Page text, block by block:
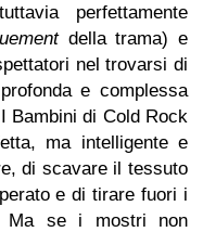
perfettamente
della trama) e
nel trovarsi di
e complessa
Bambini di Cold Rock
ma intelligente e
di scavare il tessuto
e di tirare fuori i
Ma se i mostri non